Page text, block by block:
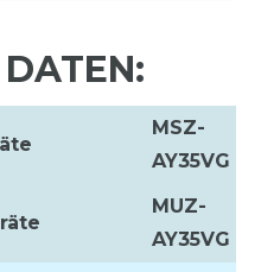
MSZ-
AY35VG
MUZ-
AY35VG